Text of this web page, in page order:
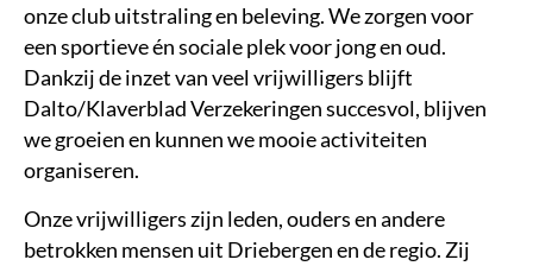
onze club uitstraling en beleving. We zorgen voor
een sportieve én sociale plek voor jong en oud.
Dankzij de inzet van veel vrijwilligers blijft
Dalto/Klaverblad Verzekeringensuccesvol, blijven
we groeien en kunnen we mooie activiteiten
organiseren.
Onze vrijwilligers zijn leden, ouders en andere
betrokken mensen uit Driebergen en de regio. Zij